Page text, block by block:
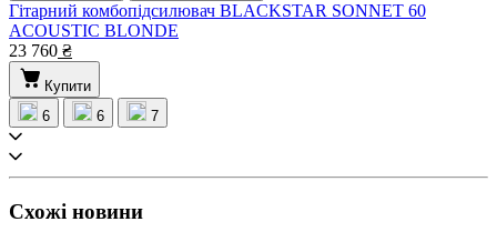
Гітарний комбопідсилювач BLACKSTAR SONNET 60
ACOUSTIC BLONDE
23 760 ₴
Купити
6
6 7
Схожі новини